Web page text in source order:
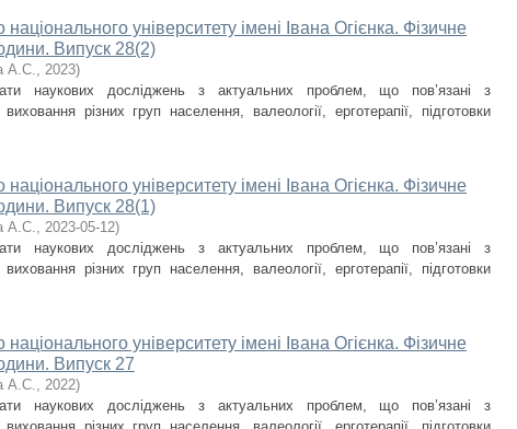
університету імені Івана Огієнка. Фізичне
Випуск 28(2)
А.С., 2023)
наукових досліджень з актуальних проблем, що пов’язані з
різних груп населення, валеології, ерготерапії, підготовки
університету імені Івана Огієнка. Фізичне
Випуск 28(1)
А.С., 2023-05-12)
наукових досліджень з актуальних проблем, що пов’язані з
різних груп населення, валеології, ерготерапії, підготовки
університету імені Івана Огієнка. Фізичне
Випуск 27
А.С., 2022)
наукових досліджень з актуальних проблем, що пов’язані з